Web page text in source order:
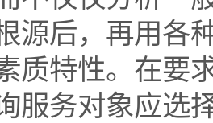
源后，再用各
质特性。在要
服务对象应选